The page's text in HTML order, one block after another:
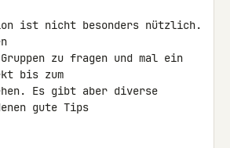
ist nicht besonders nützlich.
zu fragen und mal ein
bis zum
Es gibt aber diverse
gute Tips